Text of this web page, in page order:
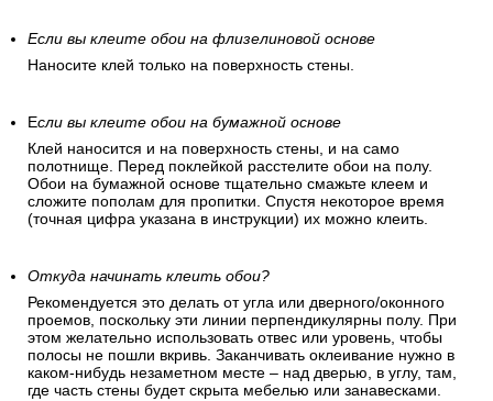
Если вы клеите обои на флизелиновой основе
Наносите клей только на поверхность стены.
Если вы клеите обои на бумажной основе
Клей наносится и на поверхность стены, и на само
полотнище. Перед поклейкой расстелите обои на полу.
Обои на бумажной основе тщательно смажьте клеем и
сложите пополам для пропитки. Спустя некоторое время
(точная цифра указана в инструкции) их можно клеить.
Откуда начинать клеить обои?
Рекомендуется это делать от угла или дверного/оконного
проемов, поскольку эти линии перпендикулярны полу. При
этом желательно использовать отвес или уровень, чтобы
полосы не пошли вкривь. Заканчивать оклеивание нужно в
каком-нибудь незаметном месте – над дверью, в углу, там,
где часть стены будет скрыта мебелью или занавесками.